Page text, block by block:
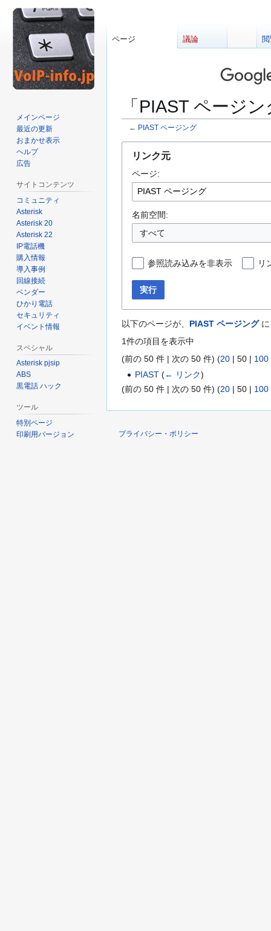
「PIAST ページ
← PIAST ページング
リンク元
ページ:
名前空間:
すべて
参照読み込みを非表示 リ
実行
以下のページが、 PIAST ページングに
1件の項目を表示中
(前の 50 件 | 次の 50 件) (20 | 50 | 100
PIAST (← リンク)
(前の 50 件 | 次の 50 件) (20 | 50 | 100
ページ 議論
メインページ
最近の更新
おまかせ表示
ヘルプ
広告
サイトコンテンツ
コミュニティ
Asterisk
Asterisk 20
Asterisk 22
IP電話機
購入情報
導入事例
回線接続
ベンダー
ひかり電話
セキュリティ
イベント情報
スペシャル
Asterisk pjsip
ABS
黒電話 ハック
ツール
特別ページ
印刷用バージョン
プライバシー・ポリシー